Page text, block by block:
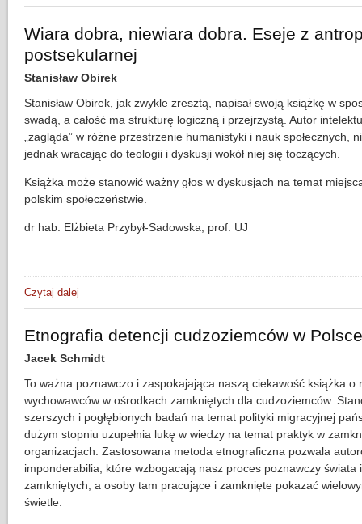
Wiara dobra, niewiara dobra. Eseje z
postsekularnej
Stanisław Obirek
Stanisław Obirek, jak zwykle zresztą, napisał swoją książkę w
swadą, a całość ma strukturę logiczną i przejrzystą. Autor
„zagląda” w różne przestrzenie humanistyki i nauk społecznych,
jednak wracając do teologii i dyskusji wokół niej się toczących.
Książka może stanowić ważny głos w dyskusjach na temat
polskim społeczeństwie.
dr hab. Elżbieta Przybył-Sadowska, prof. UJ
Czytaj dalej
Etnografia detencji cudzoziemców w
Jacek Schmidt
To ważna poznawczo i zaspokajająca naszą ciekawość książka o
wychowawców w ośrodkach zamkniętych dla cudzoziemców.
szerszych i pogłębionych badań na temat polityki migracyjnej
dużym stopniu uzupełnia lukę w wiedzy na temat praktyk w
organizacjach. Zastosowana metoda etnograficzna pozwala
imponderabilia, które wzbogacają nasz proces poznawczy świata
zamkniętych, a osoby tam pracujące i zamknięte pokazać
świetle.